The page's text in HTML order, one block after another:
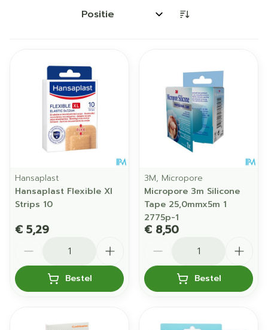
Sorteer op:
Hansaplast
Hansaplast Flexible Xl
Strips 10
€ 5,29
Bestel
3M, Micropore
Micropore 3m Silicone
Tape 25,0mmx5m 1
2775p-1
€ 8,50
Bestel